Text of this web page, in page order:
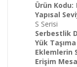
Ürün Kodu:
Yapısal
S Serisi
Serbestlik
Yük
Eklemlerin
Erişim